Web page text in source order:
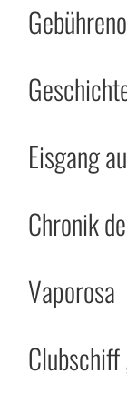
Eisgang
Chronik
Vaporosa
Clubschiff